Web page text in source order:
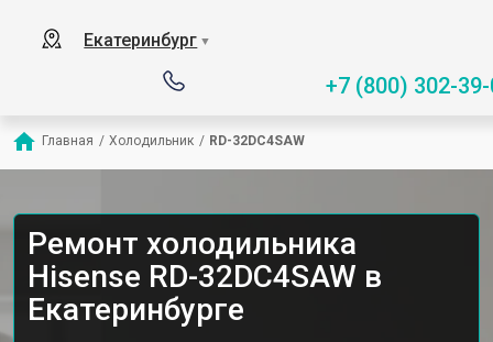
Екатеринбург ▼
+7 (800) 302-
Главная / Холодильник / RD-32DC4SAW
Ремонт холодильника
Hisense RD-32DC4SAW в
Екатеринбурге